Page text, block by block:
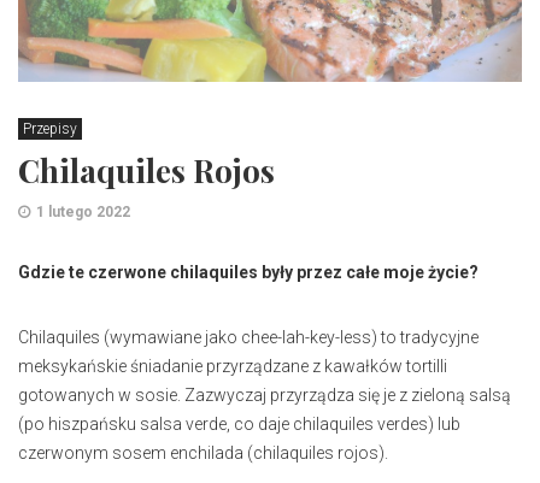
Przepisy
Chilaquiles Rojos
1 lutego 2022
Gdzie te czerwone chilaquiles były przez całe moje życie?
Chilaquiles (wymawiane jako chee-lah-key-less) to tradycyjne
meksykańskie śniadanie przyrządzane z kawałków tortilli
gotowanych w sosie. Zazwyczaj przyrządza się je z zieloną salsą
(po hiszpańsku salsa verde, co daje chilaquiles verdes) lub
czerwonym sosem enchilada (chilaquiles rojos).